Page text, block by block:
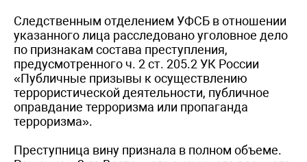
Следственным отделением УФСБ в отношении
указанного лица расследовано уголовное дело
по признакам состава преступления,
предусмотренного ч. 2 ст. 205.2 УК России
«Публичные призывы к осуществлению
террористической деятельности, публичное
оправдание терроризма или пропаганда
терроризма».
Преступница вину признала в полном объеме.